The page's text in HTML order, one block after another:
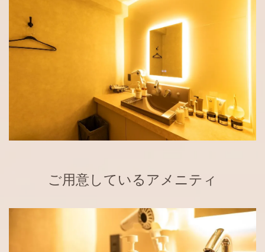
ご用意しているアメニティ